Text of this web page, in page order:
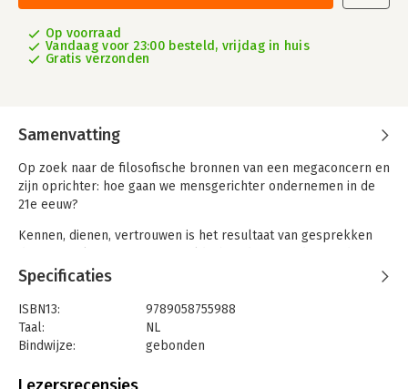
Op voorraad
Vandaag voor 23:00 besteld, vrijdag in huis
Gratis verzonden
Samenvatting
Op zoek naar de filosofische bronnen van een megaconcern en
zijn oprichter: hoe gaan we mensgerichter ondernemen in de
21e eeuw?
Kennen, dienen, vertrouwen is het resultaat van gesprekken
wetenschappers over de bronnen van zijn denken over de
mens, over werk en economie. Steeds stond de vraag centraal:
hoe kom je tot een mensgerichtere economie? Uit deze
gesprekken kwamen drie basisprincipes naar voren. Ten
eerste kijkt de mensgerichte onderneming nadrukkelijk ook
belanghebbenden. Ten tweede staat het platoonse en
Specificaties
ISBN13:
9789058755988
Taal:
NL
Bindwijze:
gebonden
Uitgever: